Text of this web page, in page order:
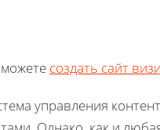
создать сайт
управления